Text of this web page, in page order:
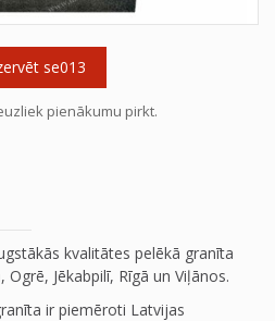
se013
pienākumu pirkt.
kvalitātes pelēkā granīta
Jēkabpilī, Rīgā un Viļānos.
ir piemēroti Latvijas